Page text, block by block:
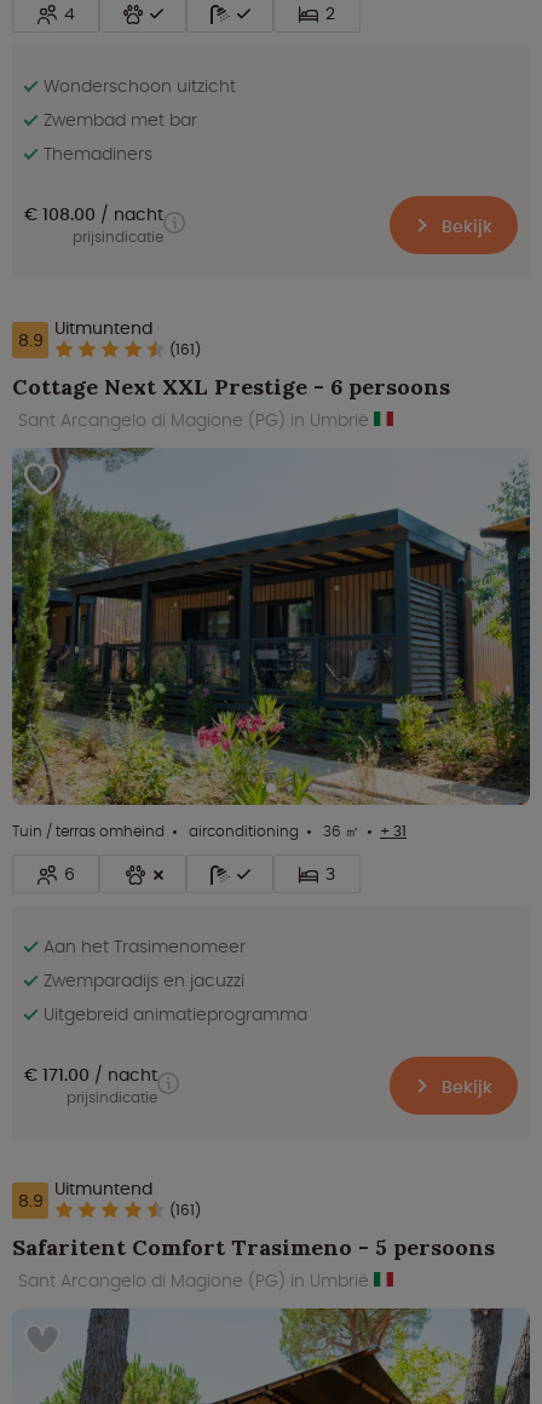
4 2
Wonderschoon uitzicht
Zwembad met bar
Themadiners
€ 108.00 nacht
prijsindicatie Bekijk
8.9 Uitmuntend
(161)
Cottage Next XXL Prestige - 6 persoons
Sant Arcangelo di Magione (PG) in Umbrië
Tuin / terras omheind airconditioning 36 ㎡ + 31
6 3
Aan het Trasimenomeer
Zwemparadijs en jacuzzi
Uitgebreid animatieprogramma
€ 171.00 nacht
prijsindicatie Bekijk
8.9 Uitmuntend
(161)
Safaritent Comfort Trasimeno - 5 persoons
Sant Arcangelo di Magione (PG) in Umbrië